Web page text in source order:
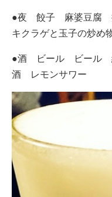
●夜 餃子 麻婆豆腐
キクラゲと玉子の炒
●酒 ビール ビール
酒 レモンサワー